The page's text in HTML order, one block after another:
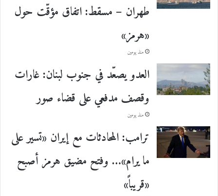
طهران – مسقط: اتفاق مؤقّت حول
«هرمز»
منذ يومين
العدو يصعّد في جنوب لبنان: غارات
وقصف مدفعي على قضاء صور
منذ يومين
ترامب: المحادثات مع إيران «تسير على
ما يرام»… وفتح مضيق هرمز أصبح
«قريباً»